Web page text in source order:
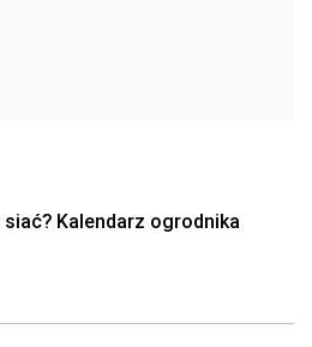
siać? Kalendarz ogrodnika